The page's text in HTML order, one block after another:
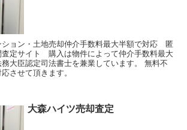
ション・土地売却仲介手数料最大半額で対応 匿
査定サイト 購入は物件によって仲介手数料最大
大臣認定司法書士を兼業しています。 無料不
させて頂きます。
大森ハイツ売却査定